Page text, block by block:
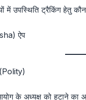
में उपस्थिति ट्रैकिंग हेतु
ऐप
(Polity)
के अध्यक्ष को हटाने का